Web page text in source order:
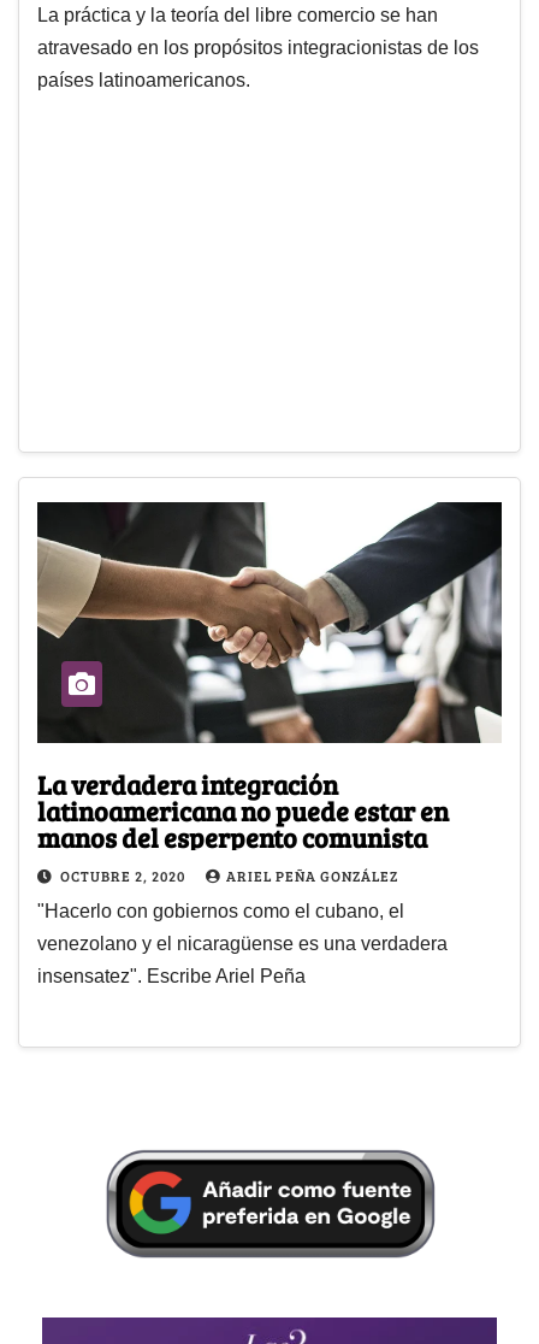
La práctica y la teoría del libre comercio se han
atravesado en los propósitos integracionistas de los
países latinoamericanos.
La verdadera integración
latinoamericana no puede estar en
manos del esperpento comunista
OCTUBRE 2, 2020 ARIEL PEÑA GONZÁLEZ
"Hacerlo con gobiernos como el cubano, el
venezolano y el nicaragüense es una verdadera
insensatez". Escribe Ariel Peña